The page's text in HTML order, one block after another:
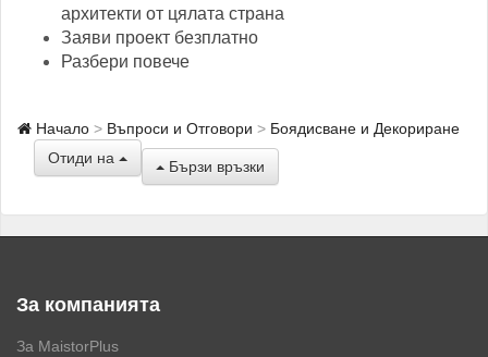
архитекти от цялата страна
Заяви проект безплатно
Разбери повече
Начало Въпроси и Отговори
Боядисване и Декориране
Отиди на
Бързи връзки
За компанията
За MaistorPlus